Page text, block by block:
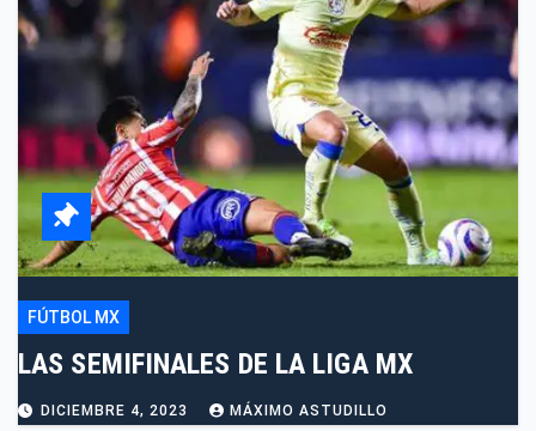
FÚTBOL MX
LAS SEMIFINALES DE LA LIGA MX
DICIEMBRE 4, 2023 MÁXIMO ASTUDILLO